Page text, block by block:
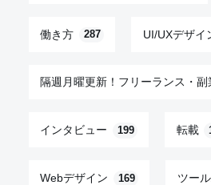
働き方 287 UI/UXデザイ
隔週月曜更新！フリーランス・副
インタビュー 199 転載
Webデザイン 169 ツー